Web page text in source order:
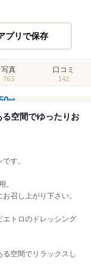
プリで保存
写真
763
口コミ
142
pt
る空間でゆったりお
す。
。
召し上がり下さい。
エトロのドレッシング
空間でリラックスし